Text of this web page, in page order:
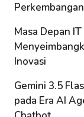
Masa Depan
Inovasi
Gemini 3.5
pada Era AI